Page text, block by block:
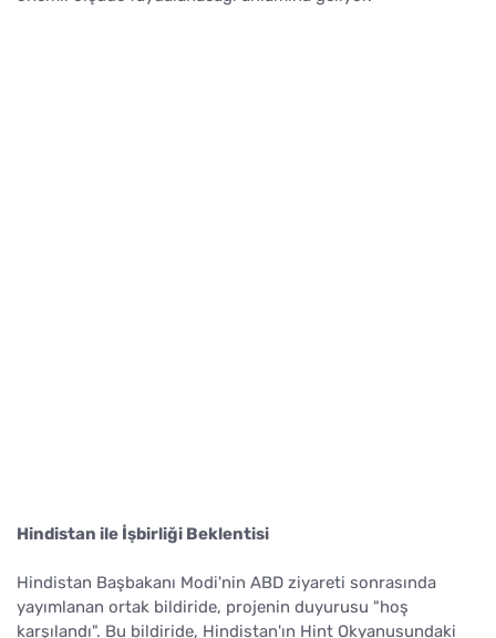
Hindistan ile İşbirliği Beklentisi
Hindistan Başbakanı Modi'nin ABD ziyareti sonrasında
yayımlanan ortak bildiride, projenin duyurusu "hoş
karşılandı". Bu bildiride, Hindistan'ın Hint Okyanusundaki